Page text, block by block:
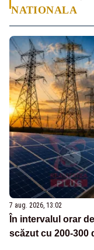
NATIONALA
7 aug. 2026, 13:02
În intervalul orar
scăzut cu 200-300